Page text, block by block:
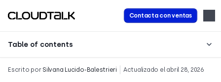
Contacta con ventas
Table of contents
Escrito por Silvana Lucido-Balestrieri Actualizado el abril 28, 2026